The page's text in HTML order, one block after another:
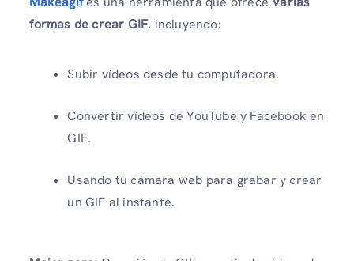
formas de crear GIF, incluyendo:
Subir vídeos desde tu computadora.
Convertir vídeos de YouTube y Facebook en
GIF.
Usando tu cámara web para grabar y crear
un GIF al instante.